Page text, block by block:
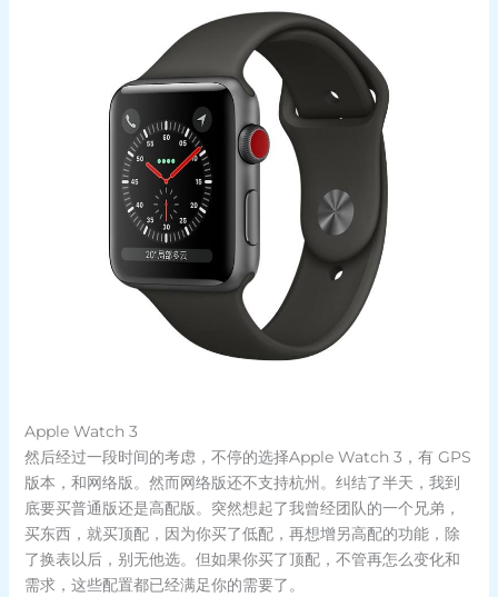
Apple Watch 3
然后经过一段时间的考虑，不停的选择Apple Watch 3，有 GPS
版本，和网络版。然而网络版还不支持杭州。纠结了半天，我到
底要买普通版还是高配版。突然想起了我曾经团队的一个兄弟，
买东西，就买顶配，因为你买了低配，再想增另高配的功能，除
了换表以后，别无他选。但如果你买了顶配，不管再怎么变化和
需求，这些配置都已经满足你的需要了。